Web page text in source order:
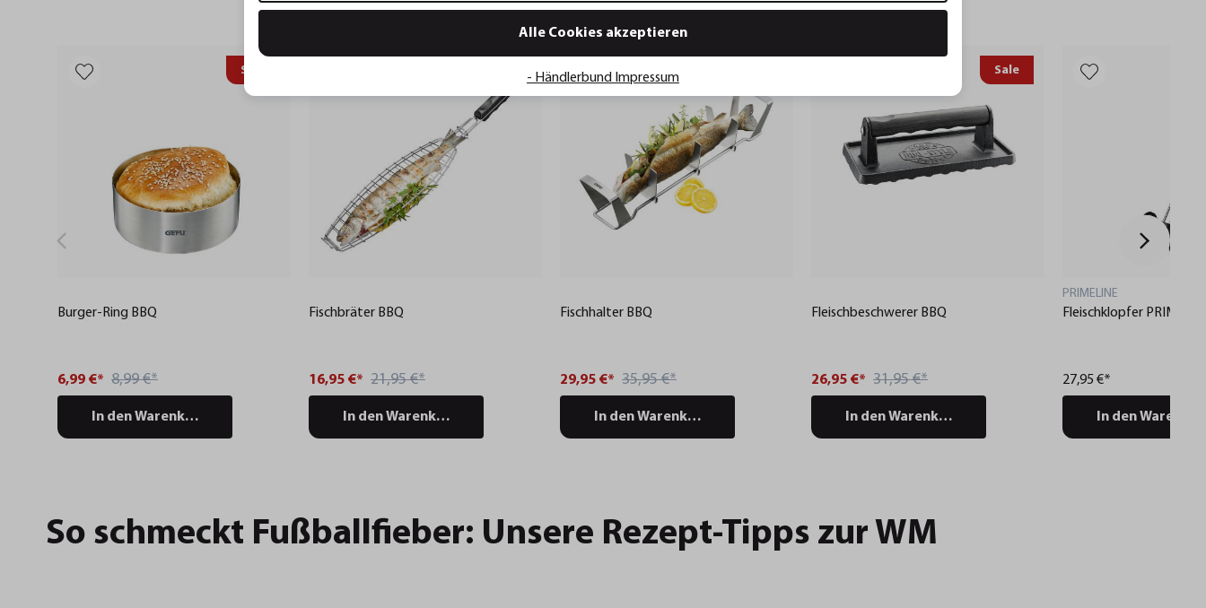
Sale
Burger-Ring BBQ
6,99 €* 8,99 €*
In den Warenkorb
Fischbräter BBQ
16,95 €* 21,95 €*
In den Warenkorb
Fischhalter BBQ
29,95 €* 35,95 €*
In den Warenkorb
Sale
Fleischbeschwerer BBQ
26,95 €* 31,95 €*
In den Warenkorb
PRIMELINE
Fleischklopfer
27,95 €*
In den
So schmeckt Fußballfieber: Unsere Rezept-Tipps zur WM
Alle Cookies akzeptieren
- Händlerbund Impressum